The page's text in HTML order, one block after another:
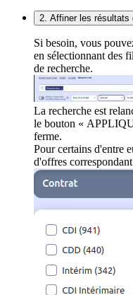
2. Affiner les résultats
Si besoin, vous
en sélectionnant des
de recherche.
La recherche est
le bouton «
ferme.
Pour certains d'entre
d'offres